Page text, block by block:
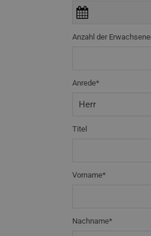
Anzahl der
Anrede*
Titel
Vorname*
Nachname*